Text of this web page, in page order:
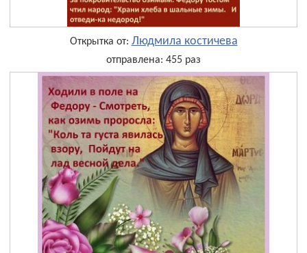
Открытка от: Людмила костичева
отправлена: 455 раз